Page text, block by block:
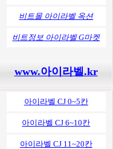
비트몰 아이라벨 옥션
비트정보 아이라벨 G마켓
www.아이라벨.kr
아이라벨 CJ 0~5칸
아이라벨 CJ 6~10칸
아이라벨 CJ 11~20칸